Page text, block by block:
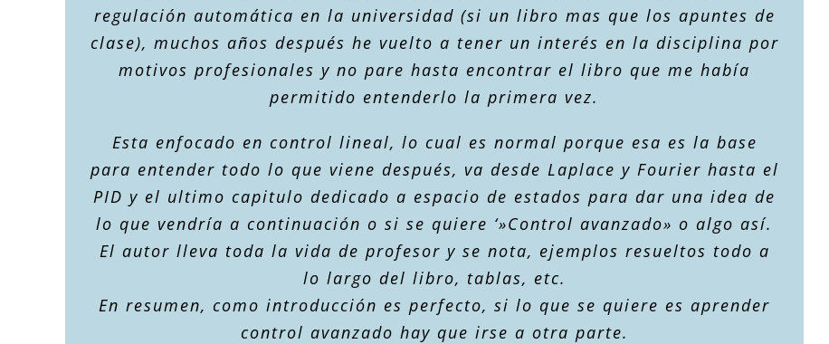
regulación automática en la universidad (si un libro mas que los apuntes de
clase), muchos años después he vuelto a tener un interés en la disciplina por
motivos profesionales y no pare hasta encontrar el libro que me había
permitido entenderlo la primera vez.
Esta enfocado en control lineal, lo cual es normal porque esa es la base
para entender todo lo que viene después, va desde Laplace y Fourier hasta el
PID y el ultimo capitulo dedicado a espacio de estados para dar una idea de
lo que vendría a continuación o si se quiere ‘»Control avanzado» o algo así.
El autor lleva toda la vida de profesor y se nota, ejemplos resueltos todo a
lo largo del libro, tablas, etc.
En resumen, como introducción es perfecto, si lo que se quiere es aprender
control avanzado hay que irse a otra parte.